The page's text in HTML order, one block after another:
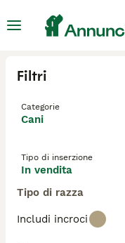
Filtri
Categorie
Cani
Tipo di inserzione
In vendita
Tipo di razza
Includi incroci